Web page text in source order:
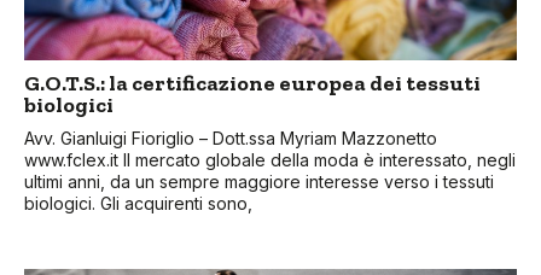
G.O.T.S.: la certificazione europea dei tessuti
biologici
Avv. Gianluigi Fioriglio – Dott.ssa Myriam Mazzonetto
www.fclex.it Il mercato globale della moda è interessato, negli
ultimi anni, da un sempre maggiore interesse verso i tessuti
biologici. Gli acquirenti sono,